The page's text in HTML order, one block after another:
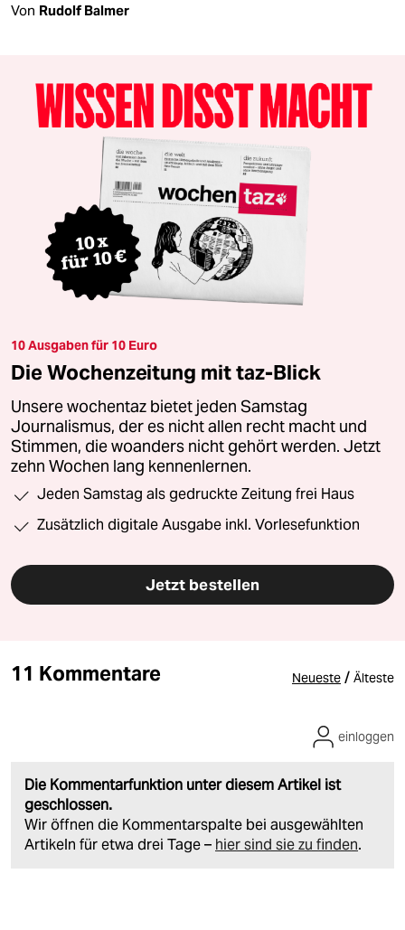
Von Rudolf Balmer
10 Ausgaben für 10 Euro
Die Wochenzeitung mit taz-Blick
Unsere wochentaz bietet jeden Samstag
Journalismus, der es nicht allen recht macht und
Stimmen, die woanders nicht gehört werden. Jetzt
zehn Wochen lang kennenlernen.
Jeden Samstag als gedruckte Zeitung frei Haus
Zusätzlich digitale Ausgabe inkl. Vorlesefunktion
Jetzt bestellen
11 Kommentare Neueste / Älteste
Die Kommentarfunktion unter diesem Artikel ist
geschlossen.
Wir öffnen die Kommentarspalte bei ausgewählten
Artikeln für etwa drei Tage – hier sind sie zu finden.
einloggen